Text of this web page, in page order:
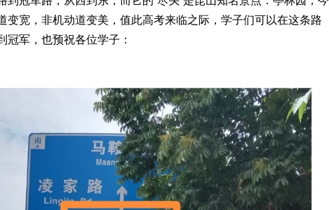
变宽，非机动道变美，值此高考来临之际，学子们可以在这条路
冠军，也预祝各位学子：